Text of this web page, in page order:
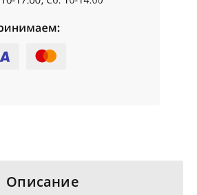
Описание